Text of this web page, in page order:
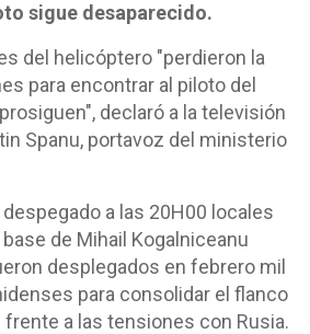
sigue desaparecido.
del helicóptero "perdieron la
para encontrar al piloto del
declaró a la televisión
Spanu, portavoz del ministerio
despegado a las 20H00 locales
de Mihail Kogalniceanu
desplegados en febrero mil
para consolidar el flanco
frente a las tensiones con Rusia.